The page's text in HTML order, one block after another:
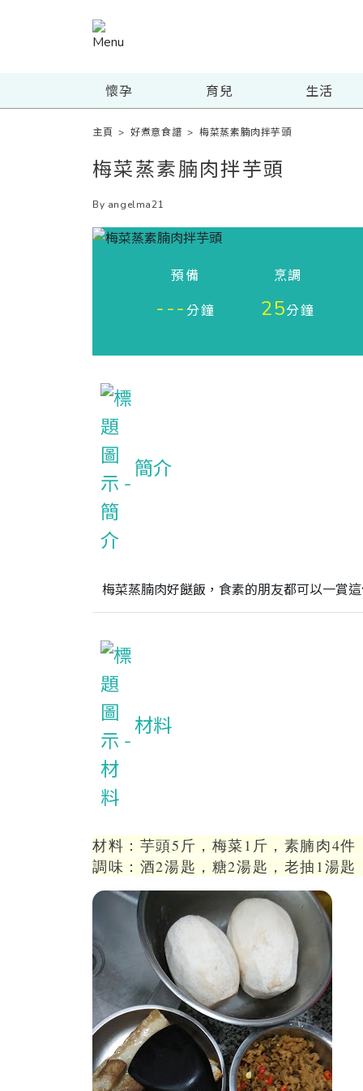
懷孕 育兒 生活
主頁 >好煮意食譜 >梅菜蒸素腩肉拌芋頭
梅菜蒸素腩肉拌芋頭
By angelma21
預備
---分鐘
烹調
25分鐘
簡介
梅菜蒸腩肉好餸飯，食素的朋友都可以一賞
材料
材料：芋頭5斤，梅菜1斤，素腩肉4件
調味：酒2湯匙，糖2湯匙，老抽1湯匙